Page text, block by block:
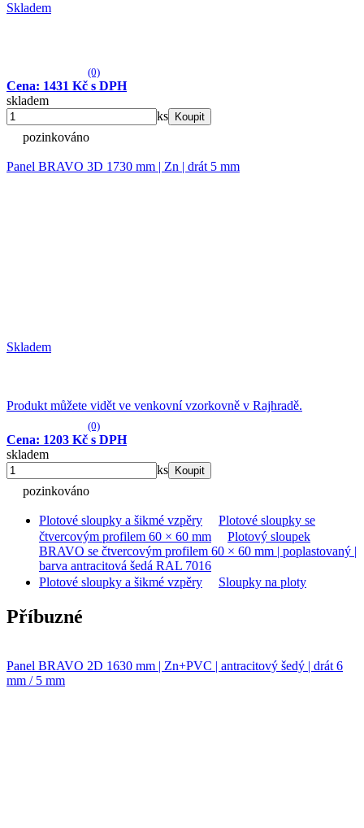
Skladem
(0)
Cena: 1431 Kč s DPH
skladem
ks
Koupit
pozinkováno
Panel BRAVO 3D 1730 mm | Zn | drát 5 mm
Skladem
Produkt můžete vidět ve venkovní vzorkovně v Rajhradě.
(0)
Cena: 1203 Kč s DPH
skladem
ks
Koupit
pozinkováno
Plotové sloupky a šikmé vzpěry
Plotové sloupky se
čtvercovým profilem 60 × 60 mm
Plotový sloupek
BRAVO se čtvercovým profilem 60 × 60 mm | poplastovaný |
barva antracitová šedá RAL 7016
Plotové sloupky a šikmé vzpěry
Sloupky na ploty
Příbuzné
Panel BRAVO 2D 1630 mm | Zn+PVC | antracitový šedý | drát 6
mm / 5 mm